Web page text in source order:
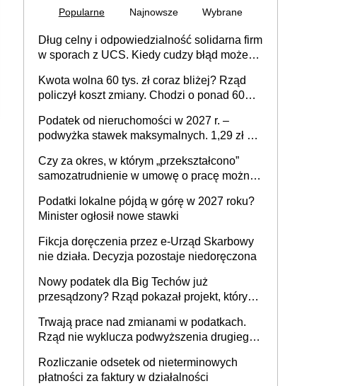
Popularne Najnowsze Wybrane
Dług celny i odpowiedzialność solidarna firm
w sporach z UCS. Kiedy cudzy błąd może
Kwota wolna 60 tys. zł coraz bliżej? Rząd
policzył koszt zmiany. Chodzi o ponad 60
Podatek od nieruchomości w 2027 r. –
podwyżka stawek maksymalnych. 1,29 zł za
budynków i lokali związanych z
prowadzeniem działalności gospodarczej
Czy za okres, w którym „przekształcono”
samozatrudnienie w umowę o pracę można
umowy cywilnoprawnej jedynym
racjonalnym wyjściem
Podatki lokalne pójdą w górę w 2027 roku?
Minister ogłosił nowe stawki
Fikcja doręczenia przez e-Urząd Skarbowy
nie działa. Decyzja pozostaje niedoręczona
Nowy podatek dla Big Techów już
przesądzony? Rząd pokazał projekt, który
Trwają prace nad zmianami w podatkach.
Rząd nie wyklucza podwyższenia drugiego
Rozliczanie odsetek od nieterminowych
płatności za faktury w działalności